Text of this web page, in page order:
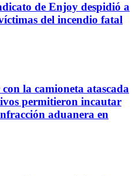
de Enjoy despidió a
del incendio fatal
la camioneta atascada
permitieron incautar
aduanera en